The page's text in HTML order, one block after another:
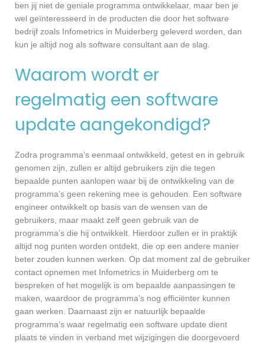
ben jij niet de geniale programma ontwikkelaar, maar ben je
wel geïnteresseerd in de producten die door het software
bedrijf zoals Infometrics in Muiderberg geleverd worden, dan
kun je altijd nog als software consultant aan de slag.
Waarom wordt er
regelmatig een software
update aangekondigd?
Zodra programma’s eenmaal ontwikkeld, getest en in gebruik
genomen zijn, zullen er altijd gebruikers zijn die tegen
bepaalde punten aanlopen waar bij de ontwikkeling van de
programma’s geen rekening mee is gehouden. Een software
engineer ontwikkelt op basis van de wensen van de
gebruikers, maar maakt zelf geen gebruik van de
programma’s die hij ontwikkelt. Hierdoor zullen er in praktijk
altijd nog punten worden ontdekt, die op een andere manier
beter zouden kunnen werken. Op dat moment zal de gebruiker
contact opnemen met Infometrics in Muiderberg om te
bespreken of het mogelijk is om bepaalde aanpassingen te
maken, waardoor de programma’s nog efficiënter kunnen
gaan werken. Daarnaast zijn er natuurlijk bepaalde
programma’s waar regelmatig een software update dient
plaats te vinden in verband met wijzigingen die doorgevoerd